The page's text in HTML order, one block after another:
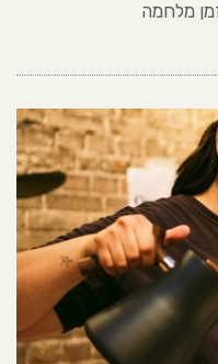
מלחמה